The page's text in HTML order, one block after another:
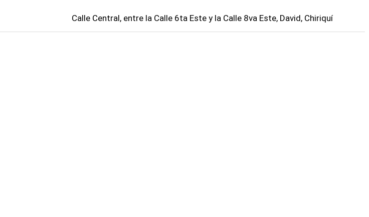
Calle Central, entre la Calle 6ta Este y la Calle 8va Este, David, Chiriquí